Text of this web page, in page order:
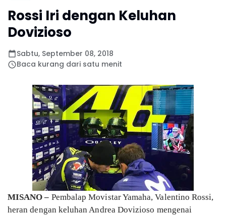
Rossi Iri dengan Keluhan
Dovizioso
Sabtu, September 08, 2018
Baca kurang dari satu menit
MISANO – Pembalap Movistar Yamaha, Valentino Rossi,
heran dengan keluhan Andrea Dovizioso mengenai